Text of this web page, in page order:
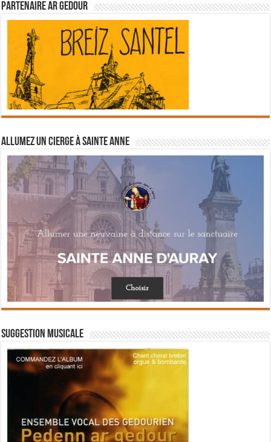
Partenaire Ar Gedour
Allumez un cierge à Sainte Anne
Suggestion musicale